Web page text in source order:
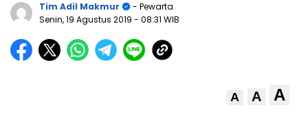
Tim Adil Makmur
- Pewarta
Senin, 19 Agustus 2019 - 08:31 WIB
A A A